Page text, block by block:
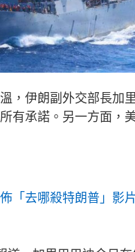
，伊朗副外交部長加
有承諾。另一方面，
「去哪殺特朗普」影